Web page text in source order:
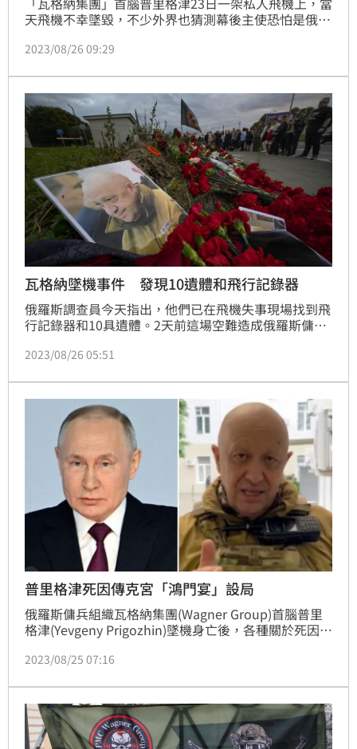
天飛機不幸墜毀，不少外界也猜測幕後主使恐怕是俄羅
清，自己早就知道有人要暗殺普里格津，他傳話給普丁
2023/08/26 09:29
瓦格納墜機事件 發現10遺體和飛行記錄器
俄羅斯調查員今天指出，他們已在飛機失事現場找到飛
行記錄器和10具遺體。2天前這場空難造成俄羅斯傭兵
（Yevgeny Prigozhin）等喪生。
2023/08/26 05:51
普里格津死因傳克宮「鴻門宴」設局
俄羅斯傭兵組織瓦格納集團(Wagner Group)首腦普里
格津(Yevgeny Prigozhin)墜機身亡後，各種關於死因的
最多的，就是普里格津的座機內，被放了「紅酒炸
克里姆林宮卻於行前突然通知普里格津晚1天再出發。
2023/08/25 07:16